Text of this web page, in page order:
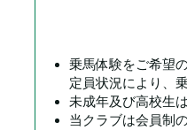
乗馬体験をご希望
定員状況により、
未成年及び高校生
当クラブは会員制